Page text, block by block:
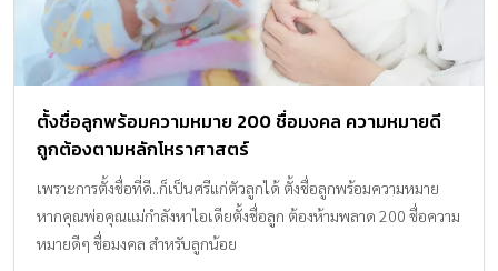
ตั้งชื่อลูกพร้อมความหมาย 200 ชื่อมงคล ความหมายดี
ถูกต้องตามหลักโหราศาสตร์
เพราะการตั้งชื่อที่ดี..ก็เป็นศรีแก่ตัวลูกได้ ตั้งชื่อลูกพร้อมความหมาย
หากคุณพ่อคุณแม่กำลังหาไอเดียตั้งชื่อลูก ต้องห้ามพลาด 200 ชื่อความ
หมายดีๆ ชื่อมงคล สำหรับลูกน้อย